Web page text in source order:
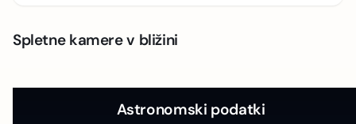
Spletne kamere v bližini
Astronomski podatki